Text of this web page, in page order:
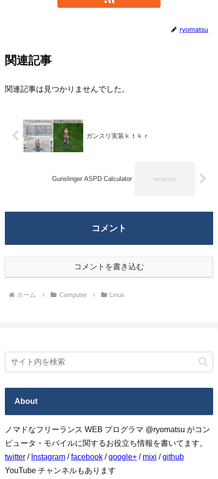
ryomatsu
関連記事
関連記事は見つかりませんでした。
ガンスリ実装ｋｔｋｒ
Gunslinger ASPD Calculator
コメント
コメントを書き込む
ホーム Computer Linux
About
ノマドなフリーランス WEB プログラマ @ryomatsu がコン
ピュータ・モバイルに関するお役立ち情報を書いてます。
twitter / Instagram /facebook /google+ / mixi /github
YouTube チャンネルもあります